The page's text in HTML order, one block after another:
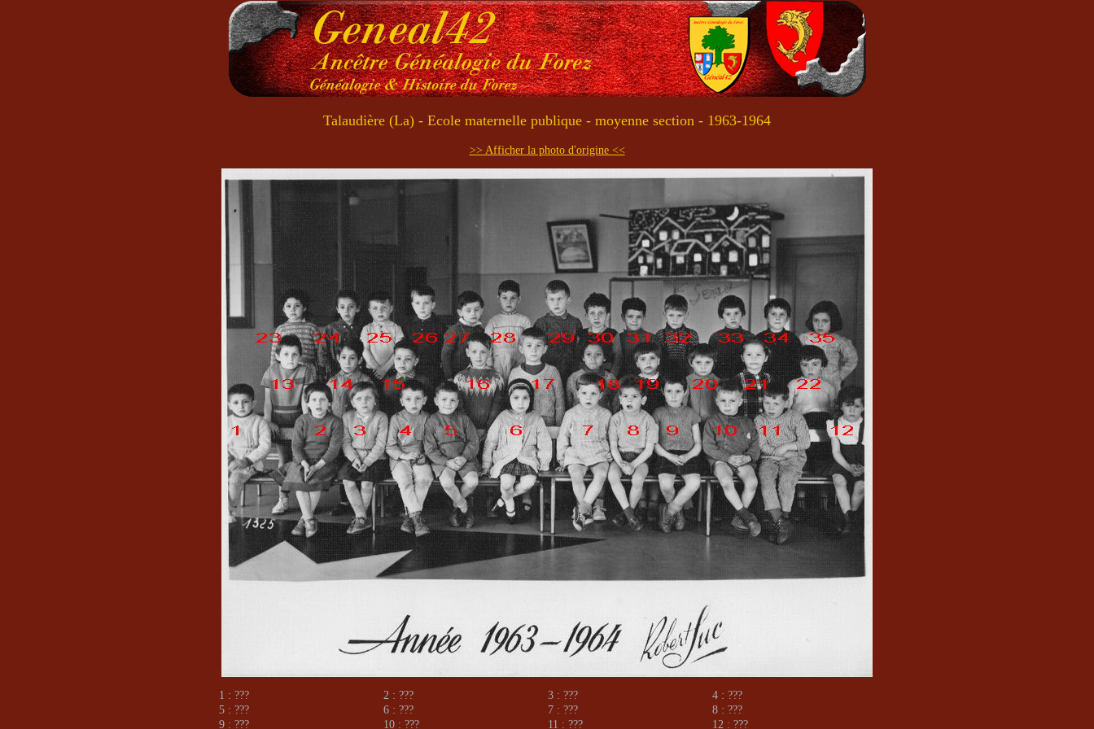
Talaudière (La) - Ecole maternelle publique - moyenne section - 1963-1964
>> Afficher la photo d'origine <<
1 : ??? 2 : ??? 3 : ???
4 : ???
5 : ???
6 : ??? 7 : ???
8 : ???
9 : ???
10 : ??? 11 : ??? 12 : ???